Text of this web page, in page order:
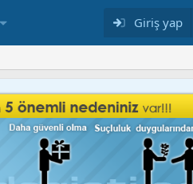
Giriş yap